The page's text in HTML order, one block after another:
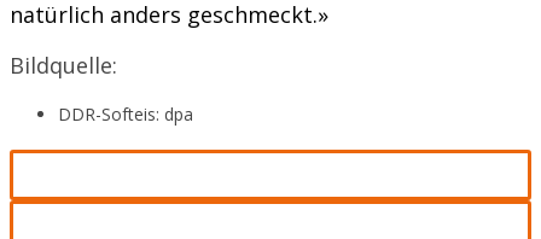
natürlich anders geschmeckt.»
Bildquelle:
DDR-Softeis: dpa